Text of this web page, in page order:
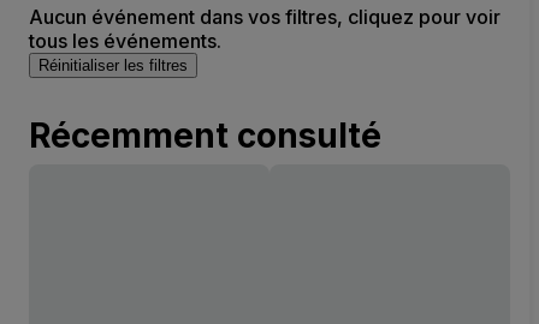
Aucun événement dans vos filtres, cliquez pour voir
tous les événements.
Réinitialiser les filtres
Récemment consulté